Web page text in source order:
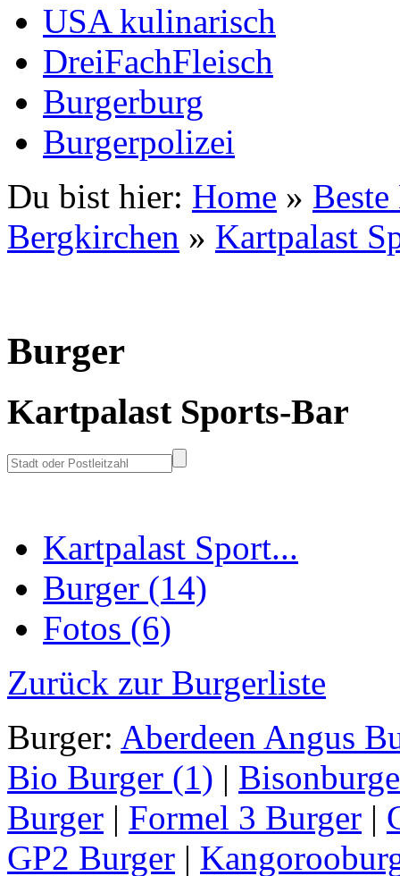
USA kulinarisch
DreiFachFleisch
Burgerburg
Burgerpolizei
Du bist hier: Home »
Bergkirchen » Kartpalast
Burger
Kartpalast Sports-Bar
Kartpalast Sport...
Burger (14)
Fotos (6)
Zurück zur Burgerliste
Burger: Aberdeen Angus
Bio Burger (1) |
Burger | Formel 3 Burger |
GP2 Burger |